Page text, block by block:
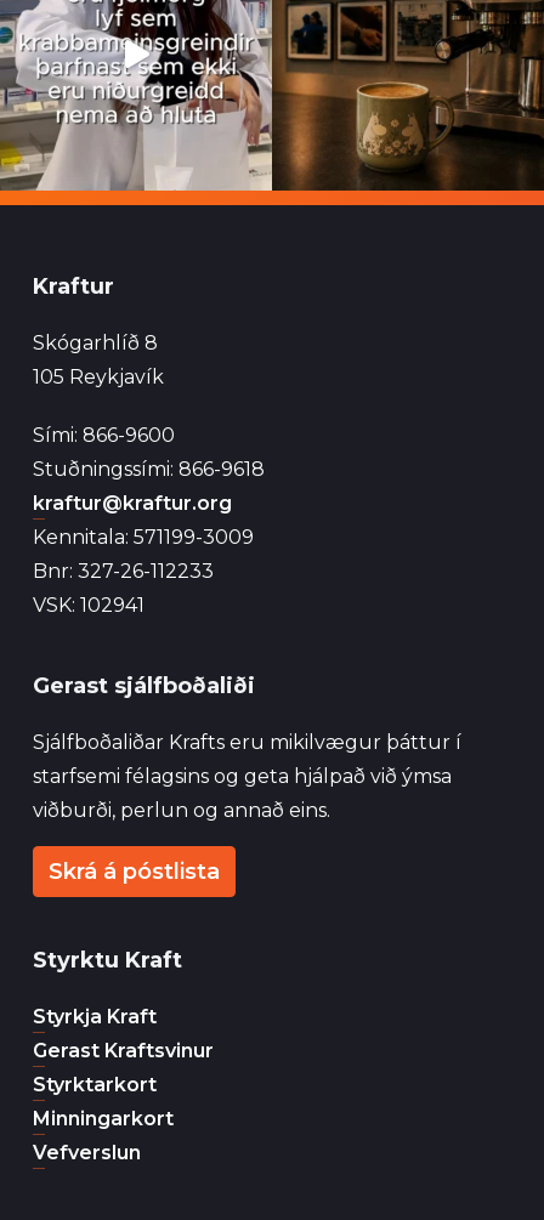
Kraftur
Skógarhlíð 8
105 Reykjavík
Sími: 866-9600
Stuðningssími: 866-9618
kraftur@kraftur.org
Kennitala: 571199-3009
Bnr: 327-26-112233
VSK: 102941
Gerast sjálfboðaliði
Sjálfboðaliðar Krafts eru mikilvægur þáttur í
starfsemi félagsins og geta hjálpað við ýmsa
viðburði, perlun og annað eins.
Skrá á póstlista
Styrktu Kraft
Styrkja Kraft
Gerast Kraftsvinur
Styrktarkort
Minningarkort
Vefverslun